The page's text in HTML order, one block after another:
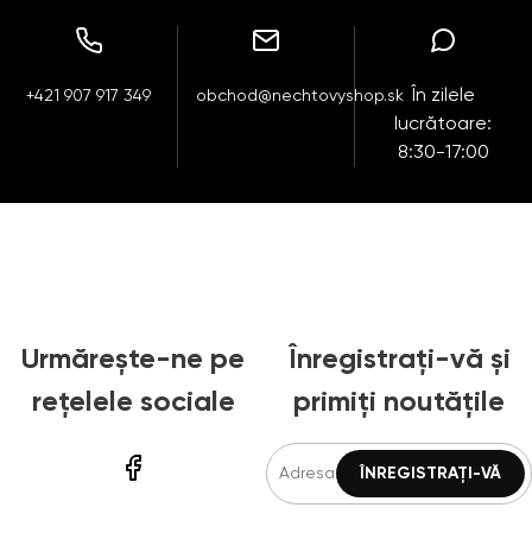
+421 907 917 349 obchod@nechtovyshop.sk
În zilele
lucrătoare:
8:30-17:00
Urmărește-ne pe
rețelele sociale
Înregistrați-vă și
primiți noutățile